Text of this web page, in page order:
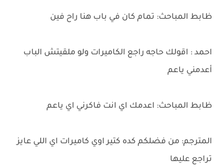
ظابط المباحث: تمام كان في باب هنا راح فين
احمد : اقولك حاجه راجع الكاميرات ولو ملقيتش الباب
أعدمني ياعم
ظابط المباحث: اعدمك اي انت فاكرني اي ياعم
المترجم: من فضلكم كده كتير اوي كاميرات اي اللي عايز
تراجع عليها